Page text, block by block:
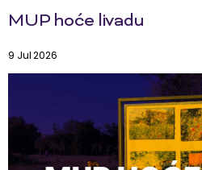
MUP hoće livadu
9 Jul 2026